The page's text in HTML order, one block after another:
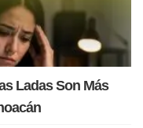
Ladas Son Más